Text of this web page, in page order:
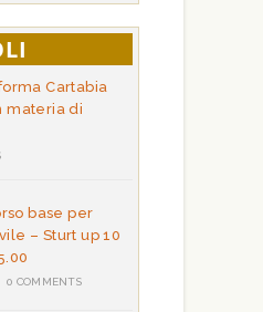
Cartabia
materia di
base per
– Sturt up 10
0 COMMENTS